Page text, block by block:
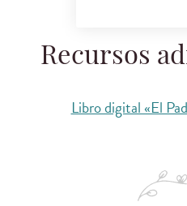
Recursos
Libro digital «El